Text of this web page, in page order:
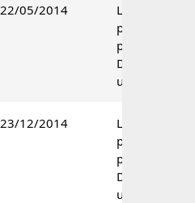
22/05/2014
Lançamento
parcialmente
procedente.
Decisão
unânime.
23/12/2014
Lançamento
parcialmente
procedente.
Decisão
unânime.